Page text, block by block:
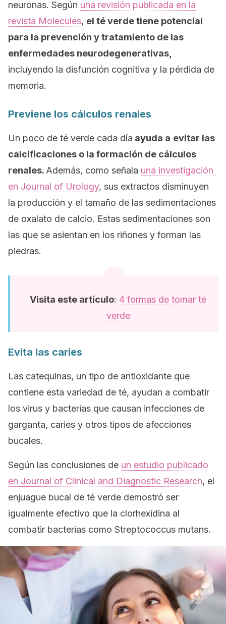
neuronas. Según una revisión publicada en la
revista Molecules, el té verde tiene potencial
para la prevención y tratamiento de las
enfermedades neurodegenerativas,
incluyendo la disfunción cognitiva y la pérdida de
memoria.
Previene los cálculos renales
Un poco de té verde cada día ayuda a evitar las
calcificaciones o la formación de cálculos
renales. Además, como señala una investigación
en Journal of Urology, sus extractos disminuyen
la producción y el tamaño de las sedimentaciones
de oxalato de calcio. Estas sedimentaciones son
las que se asientan en los riñones y forman las
piedras.
Visita este artículo: 4 formas de tomar té
verde
Evita las caries
Las catequinas, un tipo de antioxidante que
contiene esta variedad de té, ayudan a combatir
los virus y bacterias que causan infecciones de
garganta, caries y otros tipos de afecciones
bucales.
Según las conclusiones de un estudio publicado
en Journal of Clinical and Diagnostic Research, el
enjuague bucal de té verde demostró ser
igualmente efectivo que la clorhexidina al
combatir bacterias como Streptococcus mutans.